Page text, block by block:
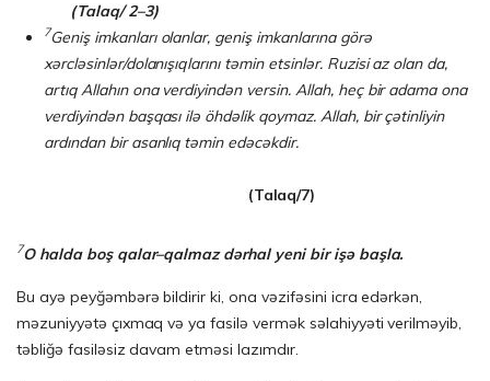
(Talaq/ 2–3)
7Geniş imkanları olanlar, geniş imkanlarına görə
xərcləsinlər/dolanışıqlarını təmin etsinlər. Ruzisi az olan da,
artıq Allahın ona verdiyindən versin. Allah, heç bir adama ona
verdiyindən başqası ilə öhdəlik qoymaz. Allah, bir çətinliyin
ardından bir asanlıq təmin edəcəkdir.
(Talaq/7)
7O halda boş qalar–qalmaz dərhal yeni bir işə başla.
Bu ayə peyğəmbərə bildirir ki, ona vəzifəsini icra edərkən,
məzuniyyətə çıxmaq və ya fasilə vermək səlahiyyəti verilməyib,
təbliğə fasiləsiz davam etməsi lazımdır.